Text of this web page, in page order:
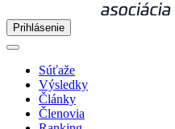
Prihlásenie
Súťaže
Výsledky
Články
Členovia